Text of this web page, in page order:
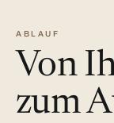
ABLAUF
Von
zum